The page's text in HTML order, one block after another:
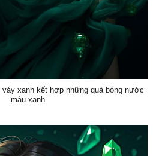
xanh kết hợp những quả bóng nước
màu xanh